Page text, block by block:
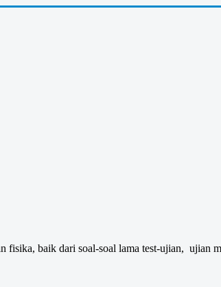
fisika, baik dari soal-soal lama test-ujian, ujian